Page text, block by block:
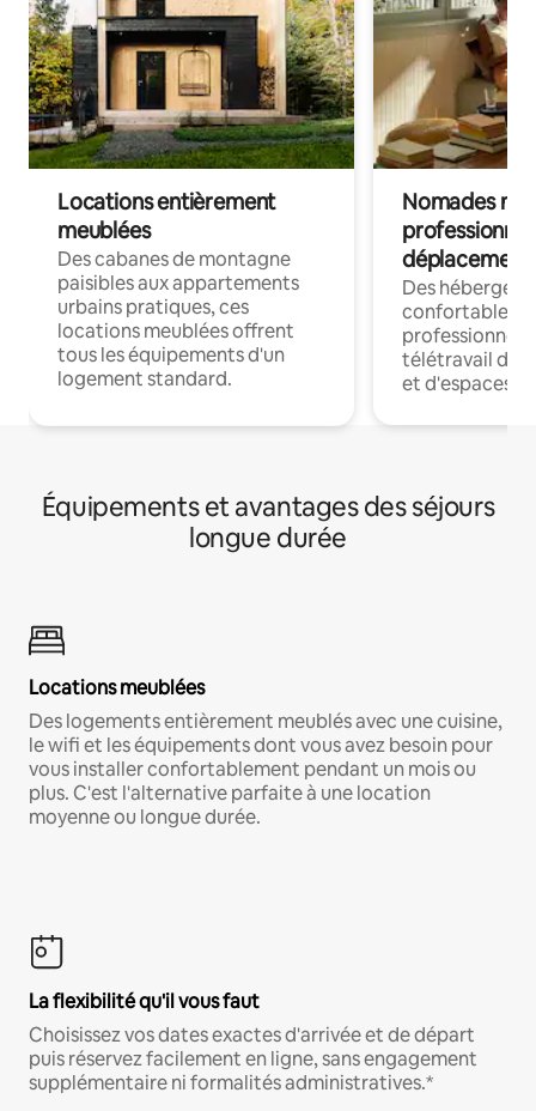
Locations entièrement
meublées
Des cabanes de montagne
paisibles aux appartements
urbains pratiques, ces
locations meublées offrent
tous les équipements d'un
logement standard.
Nomades
déplacement
Des
confortables
professionnels
télétravail
et d'espaces
Équipements et avantages des séjours
longue durée
Locations meublées
Des logements entièrement meublés avec une cuisine,
le wifi et les équipements dont vous avez besoin pour
vous installer confortablement pendant un mois ou
plus. C'est l'alternative parfaite à une location
moyenne ou longue durée.
La flexibilité qu'il vous faut
Choisissez vos dates exactes d'arrivée et de départ
puis réservez facilement en ligne, sans engagement
supplémentaire ni formalités administratives.*